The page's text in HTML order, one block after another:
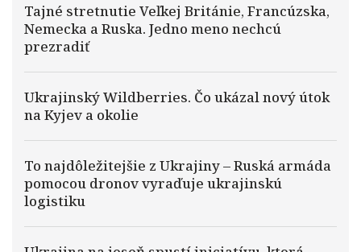
Tajné stretnutie Veľkej Británie, Francúzska,
Nemecka a Ruska. Jedno meno nechcú
prezradiť
Ukrajinský Wildberries. Čo ukázal nový útok
na Kyjev a okolie
To najdôležitejšie z Ukrajiny – Ruská armáda
pomocou dronov vyraďuje ukrajinskú
logistiku